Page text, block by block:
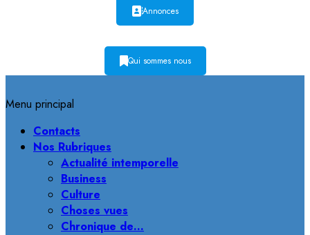
Annonces
Qui sommes nous
Menu principal
Contacts
Nos Rubriques
Actualité intemporelle
Business
Culture
Choses vues
Chronique de…